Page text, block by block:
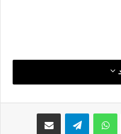
واتساب تيلقرام مشاركة عبر البريد